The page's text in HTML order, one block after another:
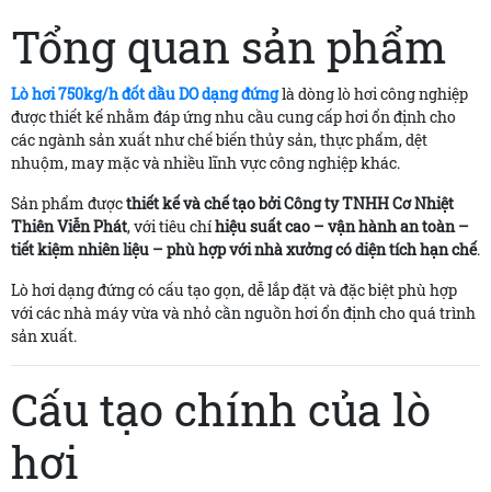
Tổng quan sản phẩm
Lò hơi 750kg/h đốt dầu DO dạng đứnglà dòng lò hơi công nghiệp
được thiết kế nhằm đáp ứng nhu cầu cung cấp hơi ổn định cho
các ngành sản xuất như chế biến thủy sản, thực phẩm, dệt
nhuộm, may mặc và nhiều lĩnh vực công nghiệp khác.
Sản phẩm đượcthiết kế và chế tạo bởi Công ty TNHH Cơ Nhiệt
Thiên Viễn Phát, với tiêu chíhiệu suất cao – vận hành an toàn –
tiết kiệm nhiên liệu – phù hợp với nhà xưởng có diện tích hạn chế.
Lò hơi dạng đứng có cấu tạo gọn, dễ lắp đặt và đặc biệt phù hợp
với các nhà máy vừa và nhỏ cần nguồn hơi ổn định cho quá trình
sản xuất.
Cấu tạo chính của lò
hơi